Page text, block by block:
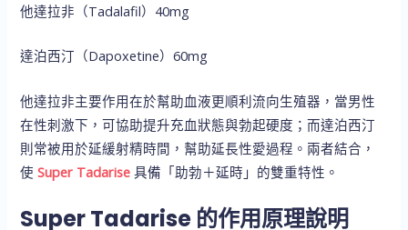
他達拉非（Tadalafil）40mg
達泊西汀（Dapoxetine）60mg
他達拉非主要作用在於幫助血液更順利流向生殖器，當男性
在性刺激下，可協助提升充血狀態與勃起硬度；而達泊西汀
則常被用於延緩射精時間，幫助延長性愛過程。兩者結合，
使Super Tadarise 具備「助勃＋延時」的雙重特性。
Super Tadarise 的作用原理說明